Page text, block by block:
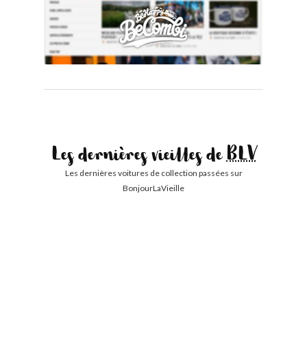
Les dernières vieilles deBLV
Les dernières voitures de collection passées sur
BonjourLaVieille